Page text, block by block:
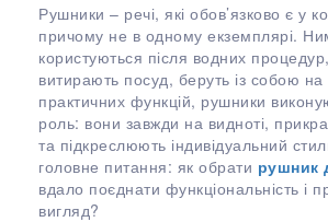
Рушники – речі, які обов’язково є у
причому не в одному екземплярі.
користуються після водних
витирають посуд, беруть із собою
практичних функцій, рушники
роль: вони завжди на видноті,
та підкреслюють індивідуальний
головне питання: як обрати рушник
вдало поєднати функціональність і
вигляд?